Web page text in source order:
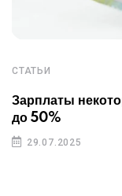
СТАТЬИ
Зарплаты
до 50%
29.07.2025